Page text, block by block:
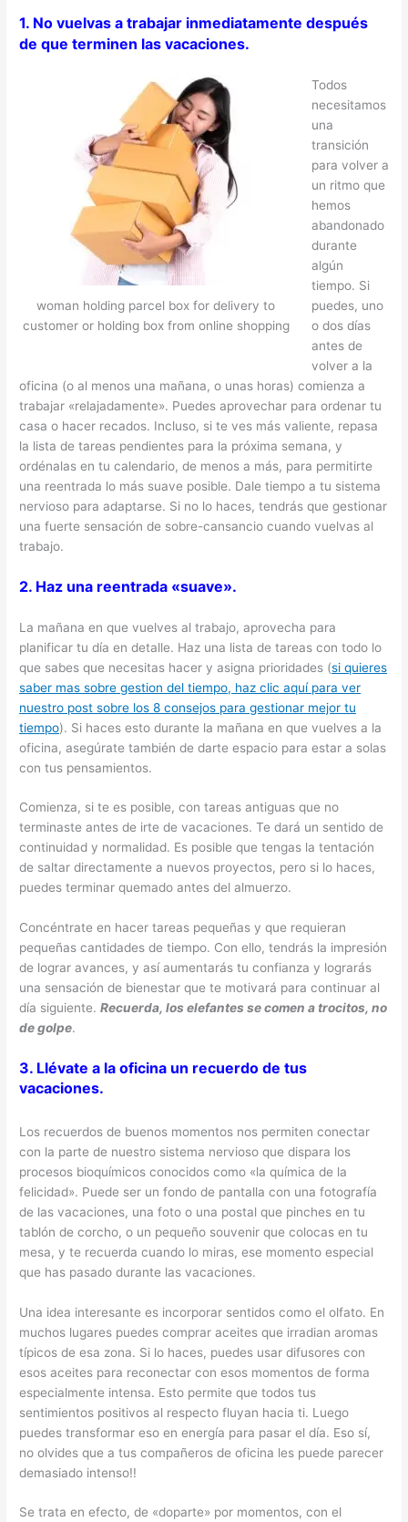
1. No vuelvas a trabajar inmediatamente después
de que terminen las vacaciones.
woman holding parcel box for delivery to
customer or holding box from online shopping
Todos
necesitamos
una
transición
para volver a
un ritmo que
hemos
abandonado
durante
algún
tiempo. Si
puedes, uno
o dos días
antes de
volver a la
oficina (o al menos una mañana, o unas horas) comienza a
trabajar «relajadamente». Puedes aprovechar para ordenar tu
casa o hacer recados. Incluso, si te ves más valiente, repasa
la lista de tareas pendientes para la próxima semana, y
ordénalas en tu calendario, de menos a más, para permitirte
una reentrada lo más suave posible. Dale tiempo a tu sistema
nervioso para adaptarse. Si no lo haces, tendrás que gestionar
una fuerte sensación de sobre-cansancio cuando vuelvas al
trabajo.
2. Haz una reentrada «suave».
La mañana en que vuelves al trabajo, aprovecha para
planificar tu día en detalle. Haz una lista de tareas con todo lo
que sabes que necesitas hacer y asigna prioridades (si quieres
saber mas sobre gestion del tiempo, haz clic aquí para ver
nuestro post sobre los 8 consejos para gestionar mejor tu
tiempo). Si haces esto durante la mañana en que vuelves a la
oficina, asegúrate también de darte espacio para estar a solas
con tus pensamientos.
Comienza, si te es posible, con tareas antiguas que no
terminaste antes de irte de vacaciones. Te dará un sentido de
continuidad y normalidad. Es posible que tengas la tentación
de saltar directamente a nuevos proyectos, pero si lo haces,
puedes terminar quemado antes del almuerzo.
Concéntrate en hacer tareas pequeñas y que requieran
pequeñas cantidades de tiempo. Con ello, tendrás la impresión
de lograr avances, y así aumentarás tu confianza y lograrás
una sensación de bienestar que te motivará para continuar al
día siguiente.Recuerda, los elefantes se comen a trocitos, no
de golpe.
3. Llévate a la oficina un recuerdo de tus
vacaciones.
Los recuerdos de buenos momentos nos permiten conectar
con la parte de nuestro sistema nervioso que dispara los
procesos bioquímicos conocidos como «la química de la
felicidad». Puede ser un fondo de pantalla con una fotografía
de las vacaciones, una foto o una postal que pinches en tu
tablón de corcho, o un pequeño souvenir que colocas en tu
mesa, y te recuerda cuando lo miras, ese momento especial
que has pasado durante las vacaciones.
Una idea interesante es incorporar sentidos como el olfato. En
muchos lugares puedes comprar aceites que irradian aromas
típicos de esa zona. Si lo haces, puedes usar difusores con
esos aceites para reconectar con esos momentos de forma
especialmente intensa. Esto permite que todos tus
sentimientos positivos al respecto fluyan hacia ti. Luego
puedes transformar eso en energía para pasar el día. Eso sí,
no olvides que a tus compañeros de oficina les puede parecer
demasiado intenso!!
Se trata en efecto, de «doparte» por momentos, con el